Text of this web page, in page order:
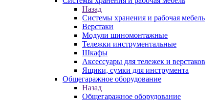
Назад
Системы хранения и рабочая мебель
Верстаки
Модули шиномонтажные
Тележки инструментальные
Шкафы
Аксессуары для тележек и верстаков
Ящики, сумки для инструмента
Общегаражное оборудование
Назад
Общегаражное оборудование